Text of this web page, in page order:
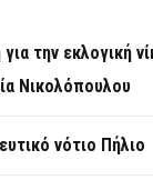
την εκλογική
Νικολόπουλου
νότιο Πήλιο